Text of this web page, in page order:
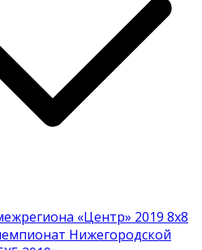
«Центр» 2019 8х8
Нижегородской